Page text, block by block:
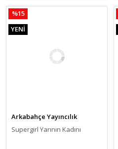
%15
YENİ
Arkabahçe Yayıncılık
Supergirl Yarının Kadını